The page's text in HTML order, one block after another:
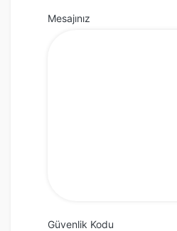
Mesajınız
Güvenlik Kodu